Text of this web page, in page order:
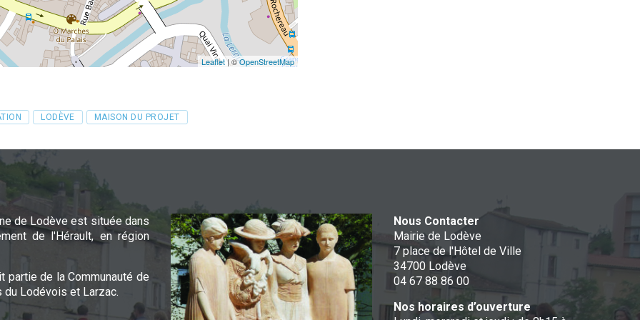
Leaflet| ©OpenStreetMap
LODÈVE MAISON DU PROJET
de Lodève est située dans
de l'Hérault, en région
partie de la Communauté de
du Lodévois et Larzac.
Nous Contacter
Mairie de Lodève
7 place de l'Hôtel de Ville
34700 Lodève
04 67 88 86 00
Nos horaires d’ouverture